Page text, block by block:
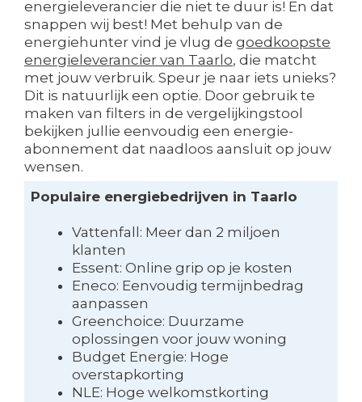
energieleverancier die niet te duur is! En dat
snappen wij best! Met behulp van de
energiehunter vind je vlug de goedkoopste
energieleverancier van Taarlo, die matcht
met jouw verbruik. Speur je naar iets unieks?
Dit is natuurlijk een optie. Door gebruik te
maken van filters in de vergelijkingstool
bekijken jullie eenvoudig een energie-
abonnement dat naadloos aansluit op jouw
wensen.
Populaire energiebedrijven in Taarlo
Vattenfall: Meer dan 2 miljoen
klanten
Essent: Online grip op je kosten
Eneco: Eenvoudig termijnbedrag
aanpassen
Greenchoice: Duurzame
oplossingen voor jouw woning
Budget Energie: Hoge
overstapkorting
NLE: Hoge welkomstkorting